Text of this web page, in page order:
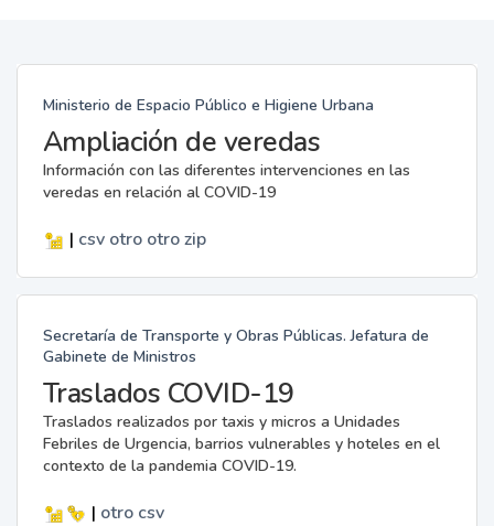
Ministerio de Espacio Público e Higiene Urbana
Ampliación de veredas
Información con las diferentes intervenciones en las
veredas en relación al COVID-19
| csv otro otro zip
Secretaría de Transporte y Obras Públicas. Jefatura de
Gabinete de Ministros
Traslados COVID-19
Traslados realizados por taxis y micros a Unidades
Febriles de Urgencia, barrios vulnerables y hoteles en el
contexto de la pandemia COVID-19.
| otro csv